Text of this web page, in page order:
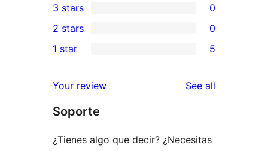
star
reviews
4-
star
reviews
0
3-
star
3 stars 0
2-
reviews
2 stars 0
star
reviews
1 star 5
Your review See all
Soporte
¿Tienes algo que decir? ¿Necesitas